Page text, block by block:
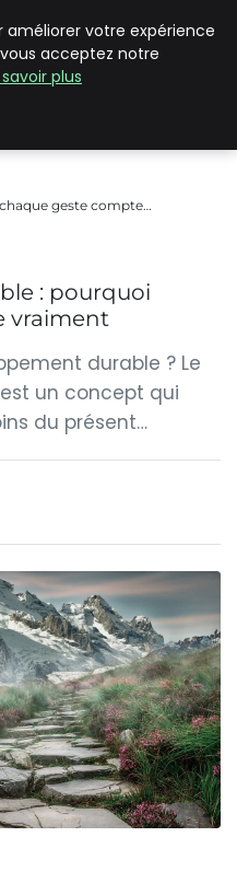
geste compte…
: pourquoi
vraiment
durable ? Le
un concept qui
du présent…
améliorer votre expérience
acceptez notre
savoir plus